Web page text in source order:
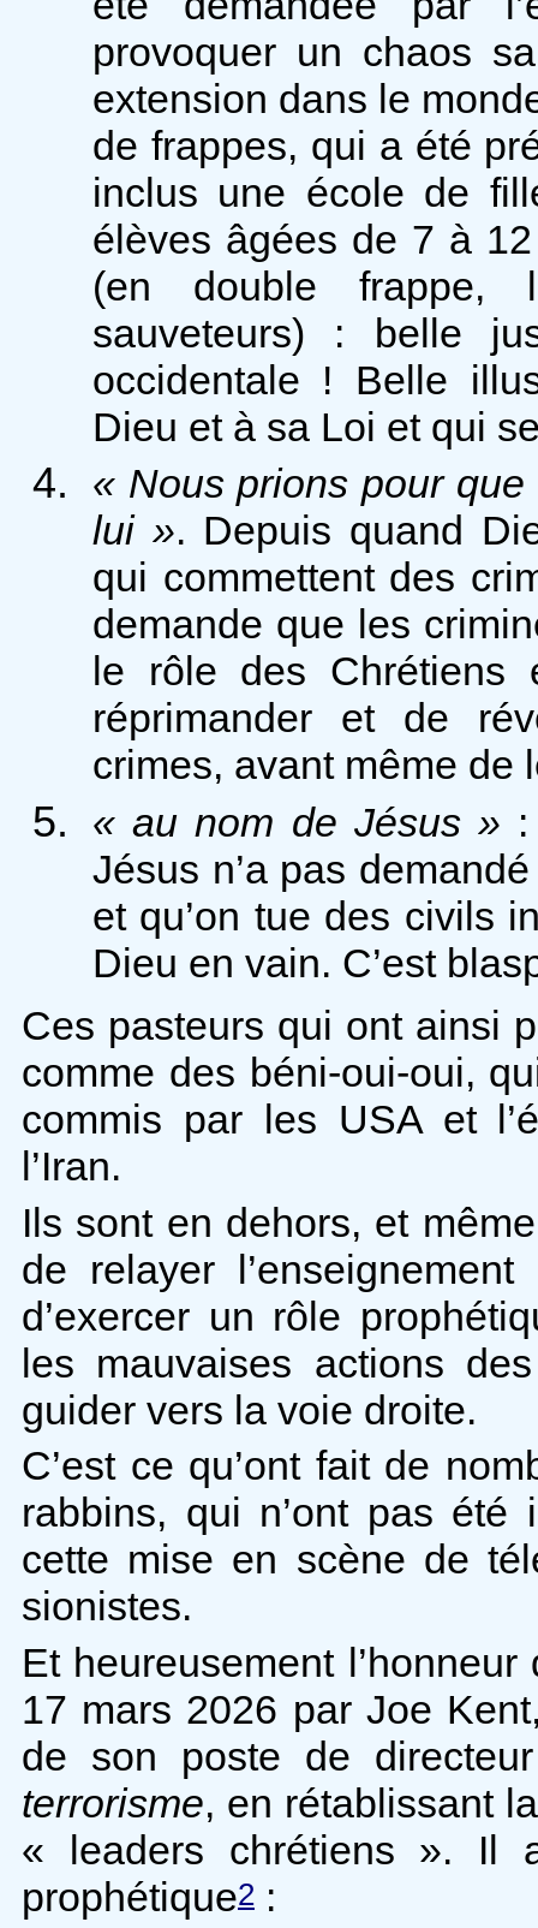
provoquer un chaos
extension dans le
de frappes, qui a été
inclus une école de
élèves âgées de 7 à
(en double frappe,
sauveteurs) : belle
occidentale ! Belle
Dieu et à sa Loi et qui
« Nous prions pour
lui ». Depuis quand
qui commettent des
demande que les
le rôle des Chrétiens
réprimander et de
crimes, avant même de
« au nom de Jésus »
Jésus n’a pas
et qu’on tue des civils
Dieu en vain. C’est
Ces pasteurs qui ont ainsi
comme des béni-oui-oui,
commis par les USA et
l’Iran.
Ils sont en dehors, et
de relayer
d’exercer un rôle
les mauvaises actions
guider vers la voie droite.
C’est ce qu’ont fait de
rabbins, qui n’ont pas
cette mise en scène de
sionistes.
Et heureusement
17 mars 2026 par Joe
de son poste de
terrorisme, en rétablissant
« leaders chrétiens ». Il
prophétique2 :